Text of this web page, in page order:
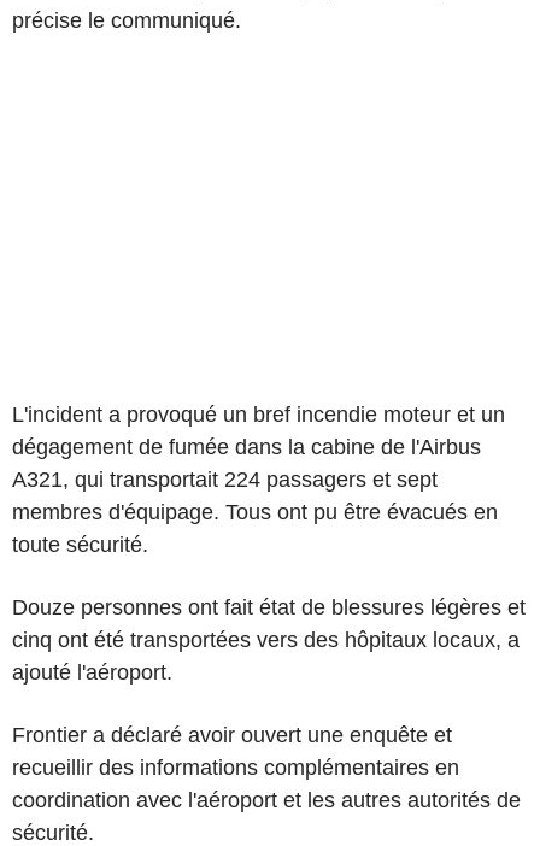
précise le communiqué.
L'incident a provoqué un bref incendie moteur et un
dégagement de fumée dans la cabine de l'Airbus
A321, qui transportait 224 passagers et sept
membres d'équipage. Tous ont pu être évacués en
toute sécurité.
Douze personnes ont fait état de blessures légères et
cinq ont été transportées vers des hôpitaux locaux, a
ajouté l'aéroport.
Frontier a déclaré avoir ouvert une enquête et
recueillir des informations complémentaires en
coordination avec l'aéroport et les autres autorités de
sécurité.